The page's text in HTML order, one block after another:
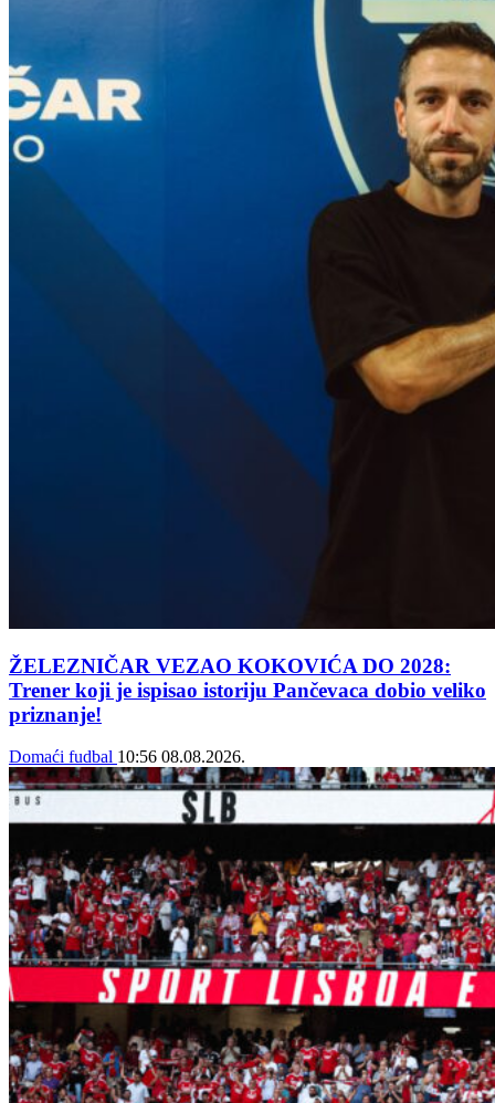
ŽELEZNIČAR VEZAO KOKOVIĆA DO 2028:
Trener koji je ispisao istoriju Pančevaca dobio veliko
priznanje!
Domaći fudbal 10:56 08.08.2026.